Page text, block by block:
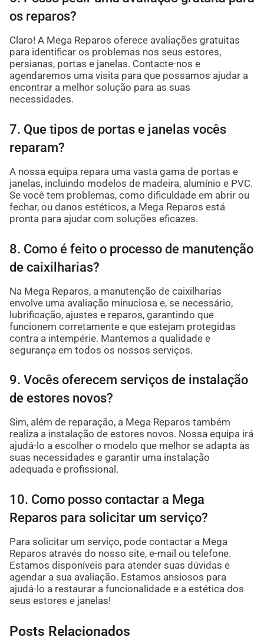
os reparos?
Claro! A Mega Reparos oferece avaliações gratuitas
para identificar os problemas nos seus estores,
persianas, portas e janelas. Contacte-nos e
agendaremos uma visita para que possamos ajudar a
encontrar a melhor solução para as suas
necessidades.
7. Que tipos de portas e janelas vocês
reparam?
A nossa equipa repara uma vasta gama de portas e
janelas, incluindo modelos de madeira, alumínio e PVC.
Se você tem problemas, como dificuldade em abrir ou
fechar, ou danos estéticos, a Mega Reparos está
pronta para ajudar com soluções eficazes.
8. Como é feito o processo de manutenção
de caixilharias?
Na Mega Reparos, a manutenção de caixilharias
envolve uma avaliação minuciosa e, se necessário,
lubrificação, ajustes e reparos, garantindo que
funcionem corretamente e que estejam protegidas
contra a intempérie. Mantemos a qualidade e
segurança em todos os nossos serviços.
9. Vocês oferecem serviços de instalação
de estores novos?
Sim, além de reparação, a Mega Reparos também
realiza a instalação de estores novos. Nossa equipa irá
ajudá-lo a escolher o modelo que melhor se adapta às
suas necessidades e garantir uma instalação
adequada e profissional.
10. Como posso contactar a Mega
Reparos para solicitar um serviço?
Para solicitar um serviço, pode contactar a Mega
Reparos através do nosso site, e-mail ou telefone.
Estamos disponíveis para atender suas dúvidas e
agendar a sua avaliação. Estamos ansiosos para
ajudá-lo a restaurar a funcionalidade e a estética dos
seus estores e janelas!
Posts Relacionados